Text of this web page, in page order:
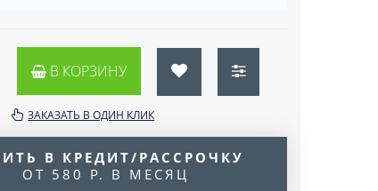
В КОРЗИНУ
ЗАКАЗАТЬ В ОДИН КЛИК
В КРЕДИТ/РАССРОЧКУ
ОТ 580 Р. В МЕСЯЦ